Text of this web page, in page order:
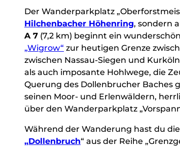
Der Wanderparkplatz
Hilchenbacher Höhenring, sondern
A 7 (7,2 km) beginnt ein
„Wigrow“ zur heutigen Grenze
zwischen Nassau-Siegen und
als auch imposante Hohlwege, die
Querung des Dollenbrucher Baches
seinen Moor- und Erlenwäldern,
über den Wanderparkplatz
Während der Wanderung hast du
„Dollenbruch“ aus der Reihe